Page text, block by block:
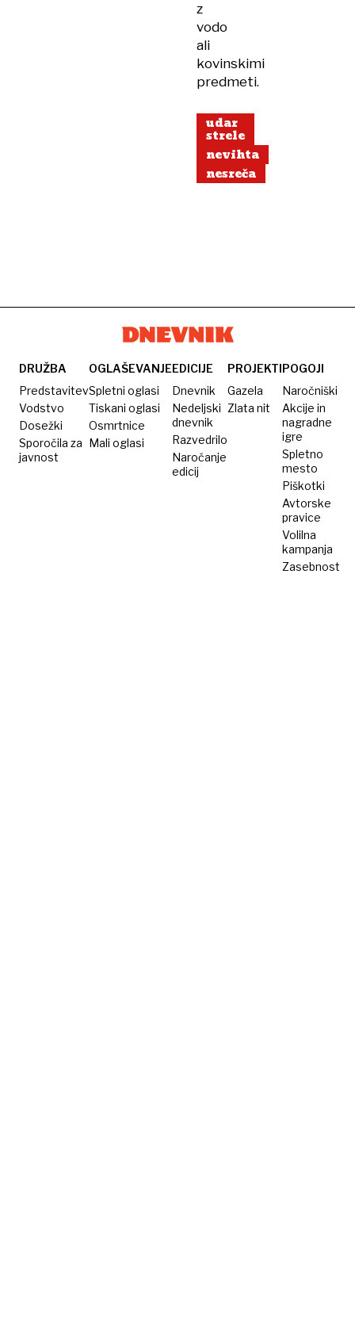
z
vodo
ali
kovinskimi
predmeti.
udar
strele
nevihta
nesreča
DRUŽBA
Predstavitev
Vodstvo
Dosežki
Sporočila za
javnost
OGLAŠEVANJE
Spletni oglasi
Tiskani oglasi
Osmrtnice
Mali oglasi
EDICIJE
Dnevnik
Nedeljski
dnevnik
Razvedrilo
Naročanje
edicij
PROJEKTI
Gazela
Zlata nit
POGOJI
Naročniški
Akcije in
nagradne
igre
Spletno
mesto
Piškotki
Avtorske
pravice
Volilna
kampanja
Zasebnost